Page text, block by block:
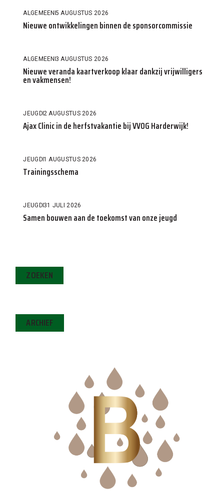
ALGEMEEN5 AUGUSTUS 2026
Nieuwe ontwikkelingen binnen de sponsorcommissie
ALGEMEEN3 AUGUSTUS 2026
Nieuwe veranda kaartverkoop klaar dankzij vrijwilligers
en vakmensen!
JEUGD2 AUGUSTUS 2026
Ajax Clinic in de herfstvakantie bij VVOG Harderwijk!
JEUGD1 AUGUSTUS 2026
Trainingsschema
JEUGD31 JULI 2026
Samen bouwen aan de toekomst van onze jeugd
ZOEKEN
ARCHIEF